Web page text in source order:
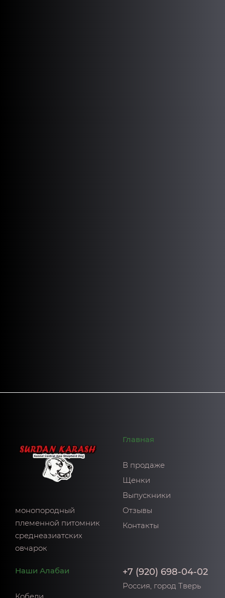
монопородный
племенной питомник
среднеазиатских
овчарок
Главная
В продаже
Щенки
Выпускники
Отзывы
Контакты
Наши Алабаи +7 (920) 698-04-02
Россия, город Тверь